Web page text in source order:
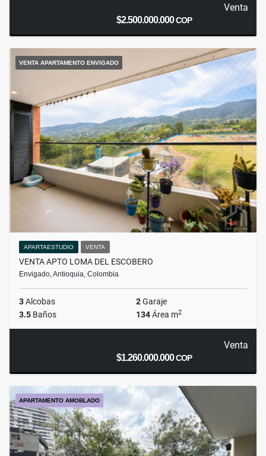
Venta
$2.500.000.000COP
VENTA APARTAMENTO ENVIGADO
APARTAESTUDIO VENTA
VENTA APTO LOMA DEL ESCOBERO
Envigado, Antioquia, Colombia
3Alcobas 2Garaje
3.5 Baños 134Área m2
Venta
$1.260.000.000COP
APARTAMENTO AMOBLADO